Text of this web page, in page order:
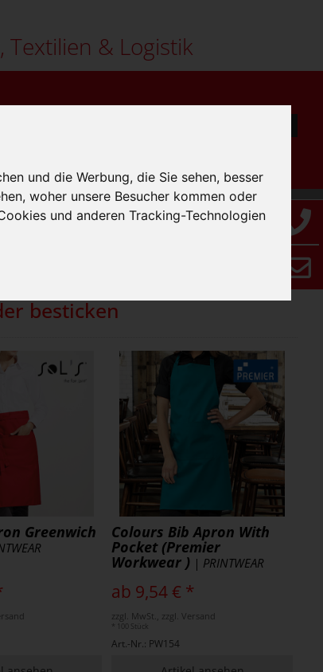
und die Werbung, die Sie sehen, besser
woher unsere Besucher kommen oder
und anderen Tracking-Technologien
Textilien & Logistik
besticken
Greenwich Colours Bib Apron With
Pocket (Premier
Workwear ) | PRINTWEAR
ab 9,54 € *
zzgl. MwSt., zzgl. Versand
* 100 Stück
Art.-Nr.: PW154